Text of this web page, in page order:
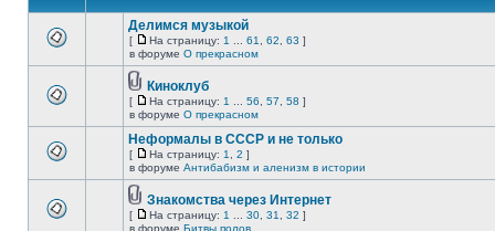
Делимся музыкой
[ На страницу: 1 61 62 63 ]
в форуме О прекрасном
Киноклуб
[ На страницу: 1 56 57 58 ]
в форуме О прекрасном
Неформалы в СССР и не только
[ На страницу: 1 2 ]
в форуме Антибабизм и аленизм в истории
Знакомства через Интернет
[ На страницу: 1 30 31 32 ]
в форуме Битвы полов